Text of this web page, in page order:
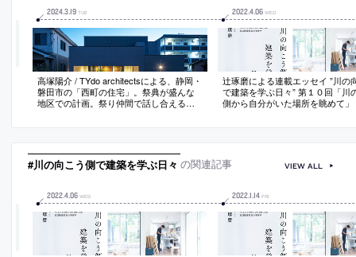
2024.3.19 TUE
高塚陽介 / TYdo architectsによる、静岡・
磐田市の「西町の住宅」。祭典が盛んな
地区での計画。祭り仲間で話し合える場
外リビング”と“家族リビング”を備えた建
て必要に応じて空間の分節も可能にする
2022.4.06 WED
辻琢磨による連載エッセイ ”川の
で建築を学ぶ日々” 第１０回「川
側から自分がいた場所を眺めて」
#川の向こう側で建築を学ぶ日々 の関連記事
2022.4.06 WED 2022.1 14 FRI
VIEW ALL